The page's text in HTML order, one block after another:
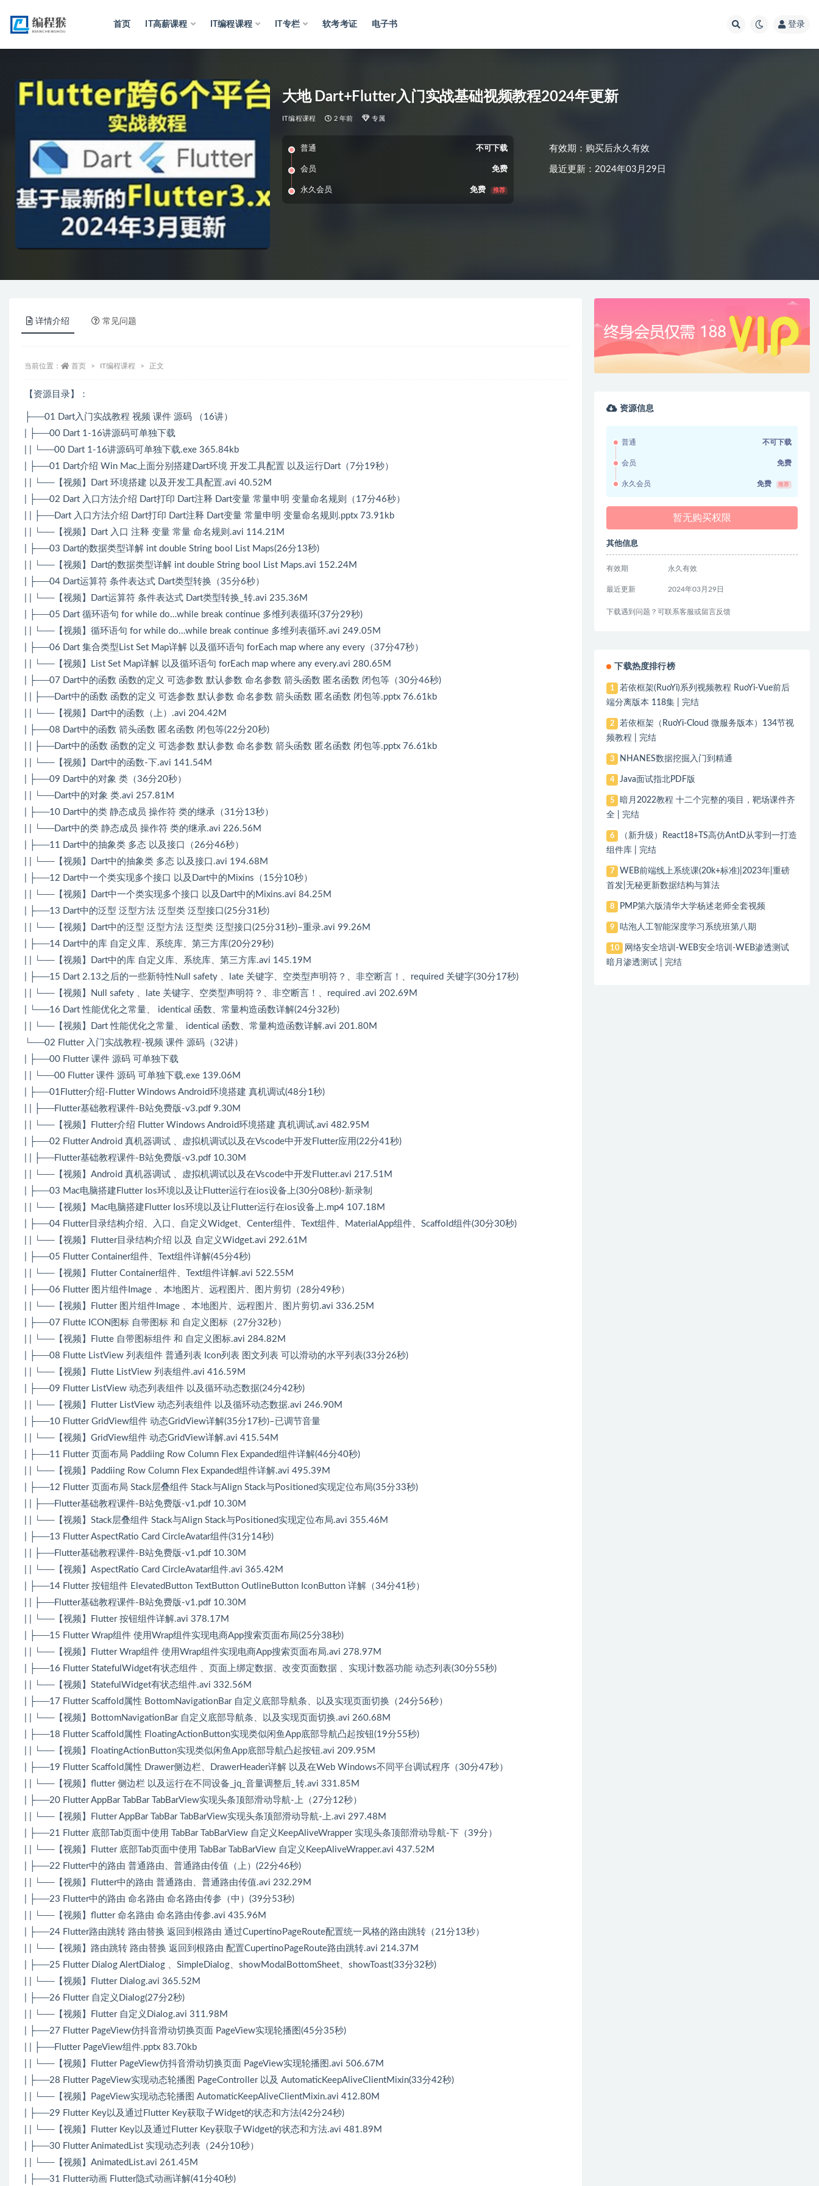
首页 IT高薪课程 IT编程课程 IT专栏 软考考证 电子书 登录
大地 Dart+Flutter入门实战基础视频教程2024年更新
IT编程课程 2 年前 专属
普通 不可下载
会员 免费
永久会员 免费 推荐
有效期：购买后永久有效
最近更新：2024年03月29日
详情介绍 常见问题
当前位置： 首页 IT编程课程 正文
【资源目录】：
├──01 Dart入门实战教程 视频 课件 源码 （16讲）
| ├──00 Dart 1-16讲源码可单独下载
| | └──00 Dart 1-16讲源码可单独下载.exe 365.84kb
| ├──01 Dart介绍 Win Mac上面分别搭建Dart环境 开发工具配置 以及运行Dart（7分19秒）
| | └──【视频】Dart 环境搭建 以及开发工具配置.avi 40.52M
| ├──02 Dart 入口方法介绍 Dart打印 Dart注释 Dart变量 常量申明 变量命名规则（17分46秒）
| | ├──Dart 入口方法介绍 Dart打印 Dart注释 Dart变量 常量申明 变量命名规则.pptx 73.91kb
| | └──【视频】Dart 入口 注释 变量 常量 命名规则.avi 114.21M
| ├──03 Dart的数据类型详解 int double String bool List Maps(26分13秒)
| | └──【视频】Dart的数据类型详解 int double String bool List Maps.avi 152.24M
| ├──04 Dart运算符 条件表达式 Dart类型转换（35分6秒）
| | └──【视频】Dart运算符 条件表达式 Dart类型转换_转.avi 235.36M
| ├──05 Dart 循环语句 for while do…while break continue 多维列表循环(37分29秒)
| | └──【视频】循环语句 for while do…while break continue 多维列表循环.avi 249.05M
| ├──06 Dart 集合类型List Set Map详解 以及循环语句 forEach map where any every（37分47秒）
| | └──【视频】List Set Map详解 以及循环语句 forEach map where any every.avi 280.65M
| ├──07 Dart中的函数 函数的定义 可选参数 默认参数 命名参数 箭头函数 匿名函数 闭包等（30分46秒)
| | ├──Dart中的函数 函数的定义 可选参数 默认参数 命名参数 箭头函数 匿名函数 闭包等.pptx 76.61kb
| | └──【视频】Dart中的函数（上）.avi 204.42M
| ├──08 Dart中的函数 箭头函数 匿名函数 闭包等(22分20秒)
| | ├──Dart中的函数 函数的定义 可选参数 默认参数 命名参数 箭头函数 匿名函数 闭包等.pptx 76.61kb
| | └──【视频】Dart中的函数-下.avi 141.54M
| ├──09 Dart中的对象 类（36分20秒）
| | └──Dart中的对象 类.avi 257.81M
| ├──10 Dart中的类 静态成员 操作符 类的继承（31分13秒）
| | └──Dart中的类 静态成员 操作符 类的继承.avi 226.56M
| ├──11 Dart中的抽象类 多态 以及接口（26分46秒）
| | └──【视频】Dart中的抽象类 多态 以及接口.avi 194.68M
| ├──12 Dart中一个类实现多个接口 以及Dart中的Mixins（15分10秒）
| | └──【视频】Dart中一个类实现多个接口 以及Dart中的Mixins.avi 84.25M
| ├──13 Dart中的泛型 泛型方法 泛型类 泛型接口(25分31秒)
| | └──【视频】Dart中的泛型 泛型方法 泛型类 泛型接口(25分31秒)–重录.avi 99.26M
| ├──14 Dart中的库 自定义库、系统库、第三方库(20分29秒)
| | └──【视频】Dart中的库 自定义库、系统库、第三方库.avi 145.19M
| ├──15 Dart 2.13之后的一些新特性Null safety 、late 关键字、空类型声明符？、非空断言！、required 关键字(30分17秒)
| | └──【视频】Null safety 、late 关键字、空类型声明符？、非空断言！、required .avi 202.69M
| └──16 Dart 性能优化之常量、 identical 函数、常量构造函数详解(24分32秒)
| | └──【视频】Dart 性能优化之常量、 identical 函数、常量构造函数详解.avi 201.80M
└──02 Flutter 入门实战教程-视频 课件 源码（32讲）
| ├──00 Flutter 课件 源码 可单独下载
| | └──00 Flutter 课件 源码 可单独下载.exe 139.06M
| ├──01Flutter介绍-Flutter Windows Android环境搭建 真机调试(48分1秒)
| | ├──Flutter基础教程课件-B站免费版-v3.pdf 9.30M
| | └──【视频】Flutter介绍 Flutter Windows Android环境搭建 真机调试.avi 482.95M
| ├──02 Flutter Android 真机器调试 、虚拟机调试以及在Vscode中开发Flutter应用(22分41秒)
| | ├──Flutter基础教程课件-B站免费版-v3.pdf 10.30M
| | └──【视频】Android 真机器调试 、虚拟机调试以及在Vscode中开发Flutter.avi 217.51M
| ├──03 Mac电脑搭建Flutter Ios环境以及让Flutter运行在ios设备上(30分08秒)-新录制
| | └──【视频】Mac电脑搭建Flutter Ios环境以及让Flutter运行在ios设备上.mp4 107.18M
| ├──04 Flutter目录结构介绍、入口、自定义Widget、Center组件、Text组件、MaterialApp组件、Scaffold组件(30分30秒)
| | └──【视频】Flutter目录结构介绍 以及 自定义Widget.avi 292.61M
| ├──05 Flutter Container组件、Text组件详解(45分4秒)
| | └──【视频】Flutter Container组件、Text组件详解.avi 522.55M
| ├──06 Flutter 图片组件Image 、本地图片、远程图片、图片剪切（28分49秒）
| | └──【视频】Flutter 图片组件Image 、本地图片、远程图片、图片剪切.avi 336.25M
| ├──07 Flutte ICON图标 自带图标 和 自定义图标（27分32秒）
| | └──【视频】Flutte 自带图标组件 和 自定义图标.avi 284.82M
| ├──08 Flutte ListView 列表组件 普通列表 Icon列表 图文列表 可以滑动的水平列表(33分26秒)
| | └──【视频】Flutte ListView 列表组件.avi 416.59M
| ├──09 Flutter ListView 动态列表组件 以及循环动态数据(24分42秒)
| | └──【视频】Flutter ListView 动态列表组件 以及循环动态数据.avi 246.90M
| ├──10 Flutter GridView组件 动态GridView详解(35分17秒)–已调节音量
| | └──【视频】GridView组件 动态GridView详解.avi 415.54M
| ├──11 Flutter 页面布局 Paddiing Row Column Flex Expanded组件详解(46分40秒)
| | └──【视频】Paddiing Row Column Flex Expanded组件详解.avi 495.39M
| ├──12 Flutter 页面布局 Stack层叠组件 Stack与Align Stack与Positioned实现定位布局(35分33秒)
| | ├──Flutter基础教程课件-B站免费版-v1.pdf 10.30M
| | └──【视频】Stack层叠组件 Stack与Align Stack与Positioned实现定位布局.avi 355.46M
| ├──13 Flutter AspectRatio Card CircleAvatar组件(31分14秒)
| | ├──Flutter基础教程课件-B站免费版-v1.pdf 10.30M
| | └──【视频】AspectRatio Card CircleAvatar组件.avi 365.42M
| ├──14 Flutter 按钮组件 ElevatedButton TextButton OutlineButton IconButton 详解（34分41秒）
| | ├──Flutter基础教程课件-B站免费版-v1.pdf 10.30M
| | └──【视频】Flutter 按钮组件详解.avi 378.17M
| ├──15 Flutter Wrap组件 使用Wrap组件实现电商App搜索页面布局(25分38秒)
| | └──【视频】Flutter Wrap组件 使用Wrap组件实现电商App搜索页面布局.avi 278.97M
| ├──16 Flutter StatefulWidget有状态组件 、页面上绑定数据、改变页面数据 、实现计数器功能 动态列表(30分55秒)
| | └──【视频】StatefulWidget有状态组件.avi 332.56M
| ├──17 Flutter Scaffold属性 BottomNavigationBar 自定义底部导航条、以及实现页面切换（24分56秒）
| | └──【视频】BottomNavigationBar 自定义底部导航条、以及实现页面切换.avi 260.68M
| ├──18 Flutter Scaffold属性 FloatingActionButton实现类似闲鱼App底部导航凸起按钮(19分55秒)
| | └──【视频】FloatingActionButton实现类似闲鱼App底部导航凸起按钮.avi 209.95M
| ├──19 Flutter Scaffold属性 Drawer侧边栏、DrawerHeader详解 以及在Web Windows不同平台调试程序（30分47秒）
| | └──【视频】flutter 侧边栏 以及运行在不同设备_jq_音量调整后_转.avi 331.85M
| ├──20 Flutter AppBar TabBar TabBarView实现头条顶部滑动导航-上（27分12秒）
| | └──【视频】Flutter AppBar TabBar TabBarView实现头条顶部滑动导航-上.avi 297.48M
| ├──21 Flutter 底部Tab页面中使用 TabBar TabBarView 自定义KeepAliveWrapper 实现头条顶部滑动导航-下（39分）
| | └──【视频】Flutter 底部Tab页面中使用 TabBar TabBarView 自定义KeepAliveWrapper.avi 437.52M
| ├──22 Flutter中的路由 普通路由、普通路由传值（上）(22分46秒)
| | └──【视频】Flutter中的路由 普通路由、普通路由传值.avi 232.29M
| ├──23 Flutter中的路由 命名路由 命名路由传参（中）(39分53秒)
| | └──【视频】flutter 命名路由 命名路由传参.avi 435.96M
| ├──24 Flutter路由跳转 路由替换 返回到根路由 通过CupertinoPageRoute配置统一风格的路由跳转（21分13秒）
| | └──【视频】路由跳转 路由替换 返回到根路由 配置CupertinoPageRoute路由跳转.avi 214.37M
| ├──25 Flutter Dialog AlertDialog 、SimpleDialog、showModalBottomSheet、showToast(33分32秒)
| | └──【视频】Flutter Dialog.avi 365.52M
| ├──26 Flutter 自定义Dialog(27分2秒)
| | └──【视频】Flutter 自定义Dialog.avi 311.98M
| ├──27 Flutter PageView仿抖音滑动切换页面 PageView实现轮播图(45分35秒)
| | ├──Flutter PageView组件.pptx 83.70kb
| | └──【视频】Flutter PageView仿抖音滑动切换页面 PageView实现轮播图.avi 506.67M
| ├──28 Flutter PageView实现动态轮播图 PageController 以及 AutomaticKeepAliveClientMixin(33分42秒)
| | └──【视频】PageView实现动态轮播图 AutomaticKeepAliveClientMixin.avi 412.80M
| ├──29 Flutter Key以及通过Flutter Key获取子Widget的状态和方法(42分24秒)
| | └──【视频】Flutter Key以及通过Flutter Key获取子Widget的状态和方法.avi 481.89M
| ├──30 Flutter AnimatedList 实现动态列表（24分10秒）
| | └──【视频】AnimatedList.avi 261.45M
| ├──31 Flutter动画 Flutter隐式动画详解(41分40秒)
资源信息
普通 不可下载
会员 免费
永久会员 免费 推荐
暂无购买权限
其他信息
有效期 永久有效
最近更新 2024年03月29日
下载遇到问题？可联系客服或留言反馈
下载热度排行榜
1
若依框架(RuoYi)系列视频教程 RuoYi-Vue前后
端分离版本 118集 | 完结
2
若依框架（RuoYi-Cloud 微服务版本）134节视
频教程 | 完结
3 NHANES数据挖掘入门到精通
4 Java面试指北PDF版
5
暗月2022教程 十二个完整的项目，靶场课件齐
全 | 完结
6
（新升级）React18+TS高仿AntD从零到一打造
组件库 | 完结
7
WEB前端线上系统课(20k+标准)|2023年|重磅
首发|无秘更新数据结构与算法
8 PMP第六版清华大学杨述老师全套视频
9 咕泡人工智能深度学习系统班第八期
10
网络安全培训-WEB安全培训-WEB渗透测试
暗月渗透测试 | 完结